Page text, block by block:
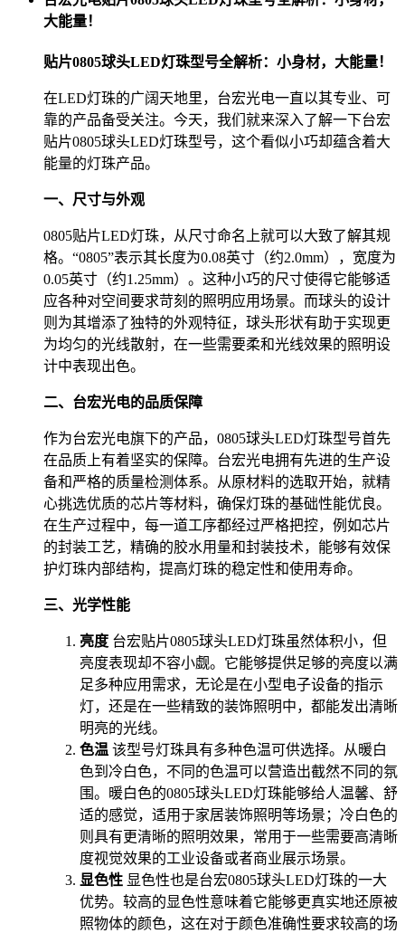
大能量！
贴片0805球头LED灯珠型号全解析：小身材，大能量！
在LED灯珠的广阔天地里，台宏光电一直以其专业、可
靠的产品备受关注。今天，我们就来深入了解一下台宏
贴片0805球头LED灯珠型号，这个看似小巧却蕴含着大
能量的灯珠产品。
一、尺寸与外观
0805贴片LED灯珠，从尺寸命名上就可以大致了解其规
格。“0805”表示其长度为0.08英寸（约2.0mm），宽度为
0.05英寸（约1.25mm）。这种小巧的尺寸使得它能够适
应各种对空间要求苛刻的照明应用场景。而球头的设计
则为其增添了独特的外观特征，球头形状有助于实现更
为均匀的光线散射，在一些需要柔和光线效果的照明设
计中表现出色。
二、台宏光电的品质保障
作为台宏光电旗下的产品，0805球头LED灯珠型号首先
在品质上有着坚实的保障。台宏光电拥有先进的生产设
备和严格的质量检测体系。从原材料的选取开始，就精
心挑选优质的芯片等材料，确保灯珠的基础性能优良。
在生产过程中，每一道工序都经过严格把控，例如芯片
的封装工艺，精确的胶水用量和封装技术，能够有效保
护灯珠内部结构，提高灯珠的稳定性和使用寿命。
三、光学性能
亮度 台宏贴片0805球头LED灯珠虽然体积小，但
亮度表现却不容小觑。它能够提供足够的亮度以满
足多种应用需求，无论是在小型电子设备的指示
灯，还是在一些精致的装饰照明中，都能发出清晰
明亮的光线。
色温 该型号灯珠具有多种色温可供选择。从暖白
色到冷白色，不同的色温可以营造出截然不同的氛
围。暖白色的0805球头LED灯珠能够给人温馨、舒
适的感觉，适用于家居装饰照明等场景；冷白色的
则具有更清晰的照明效果，常用于一些需要高清晰
度视觉效果的工业设备或者商业展示场景。
显色性 显色性也是台宏0805球头LED灯珠的一大
优势。较高的显色性意味着它能够更真实地还原被
照物体的颜色，这在对于颜色准确性要求较高的场